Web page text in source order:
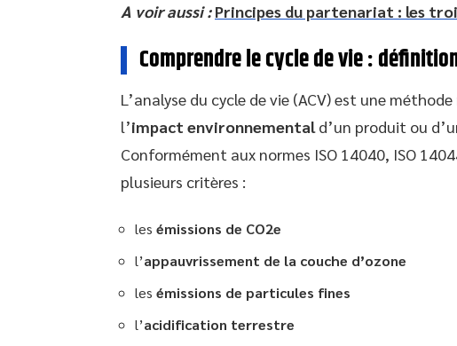
A voir aussi : Principes du partenariat : les
Comprendre le cycle de vie :
L’analyse du cycle de vie (ACV) est une
l’impact environnementald’un produit ou
Conformément aux normes ISO 14040, ISO
plusieurs critères :
les émissions de CO2e
l’appauvrissement de la couche d’ozone
les émissions de particules fines
l’acidification terrestre